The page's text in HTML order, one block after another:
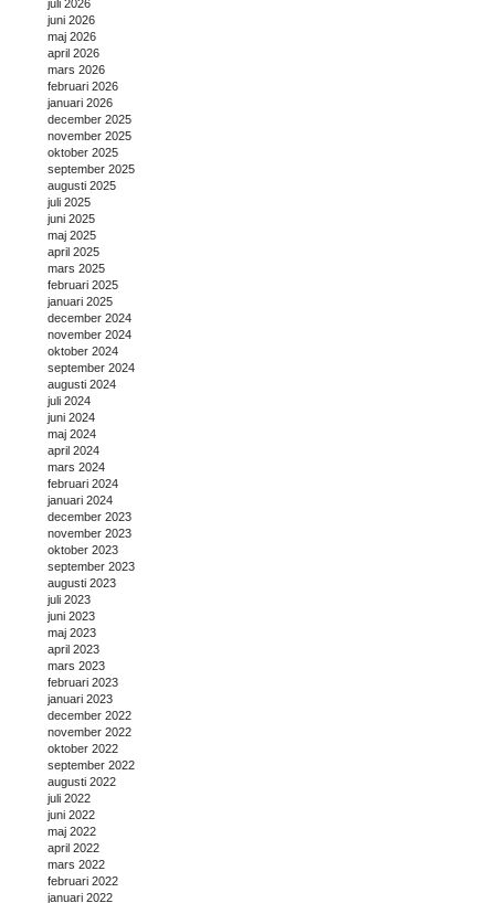
juli 2026
juni 2026
maj 2026
april 2026
mars 2026
februari 2026
januari 2026
december 2025
november 2025
oktober 2025
september 2025
augusti 2025
juli 2025
juni 2025
maj 2025
april 2025
mars 2025
februari 2025
januari 2025
december 2024
november 2024
oktober 2024
september 2024
augusti 2024
juli 2024
juni 2024
maj 2024
april 2024
mars 2024
februari 2024
januari 2024
december 2023
november 2023
oktober 2023
september 2023
augusti 2023
juli 2023
juni 2023
maj 2023
april 2023
mars 2023
februari 2023
januari 2023
december 2022
november 2022
oktober 2022
september 2022
augusti 2022
juli 2022
juni 2022
maj 2022
april 2022
mars 2022
februari 2022
januari 2022